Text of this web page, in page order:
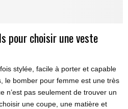
pour choisir une veste
stylée, facile à porter et capable
le bomber pour femme est une très
n’est pas seulement de trouver un
une coupe, une matière et